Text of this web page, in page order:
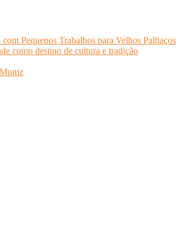
Pequenos Trabalhos para Velhos Palhaços
como destino de cultura e tradição